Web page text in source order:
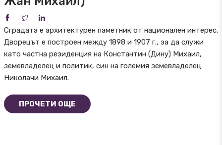
Сградата е архитектурен паметник от национален интерес.
Дворецът е построен между 1898 и 1907 г., за да служи
като частна резиденция на Константин (Дину) Михаил,
земевладелец и политик, син на големия земевладелец
Николачи Михаил.
ПРОЧЕТИ ОЩЕ